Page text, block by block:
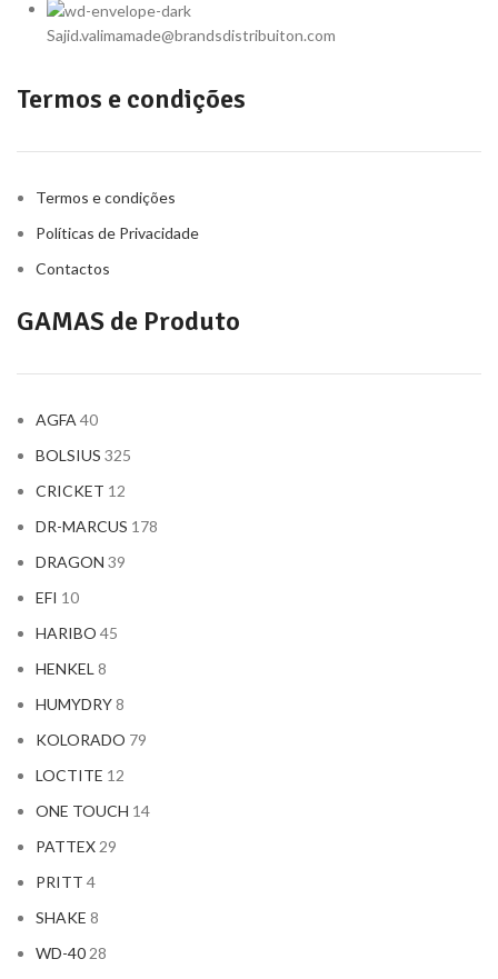
Sajid.valimamade@brandsdistribuiton.com
Termos e condições
Termos e condições
Políticas de Privacidade
Contactos
GAMAS de Produto
AGFA 40
BOLSIUS 325
CRICKET 12
DR-MARCUS 178
DRAGON 39
EFI 10
HARIBO 45
HENKEL 8
HUMYDRY8
KOLORADO 79
LOCTITE 12
ONE TOUCH 14
PATTEX 29
PRITT 4
SHAKE 8
WD-40 28